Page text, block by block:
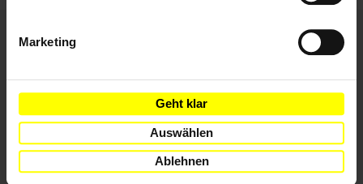
Marketing
Geht klar
Auswählen
Ablehnen